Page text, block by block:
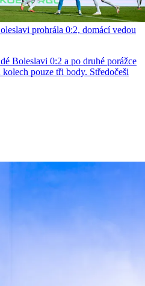
prohrála 0:2, domácí vedou
Boleslavi 0:2 a po druhé porážce
pouze tři body. Středočeši